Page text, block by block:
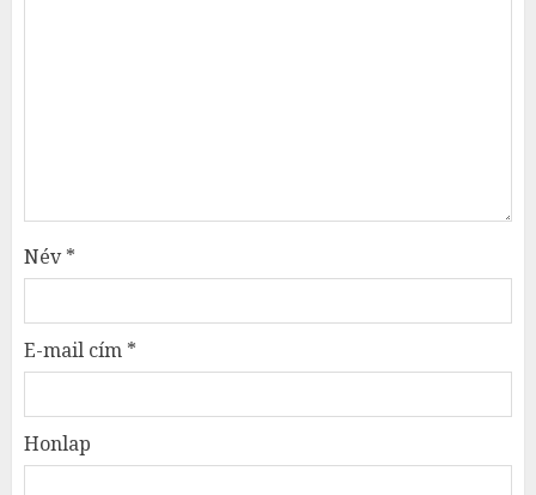
Név*
E-mail cím *
Honlap